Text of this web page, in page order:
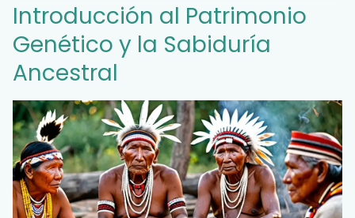
Introducción al Patrimonio
Genético y la Sabiduría
Ancestral